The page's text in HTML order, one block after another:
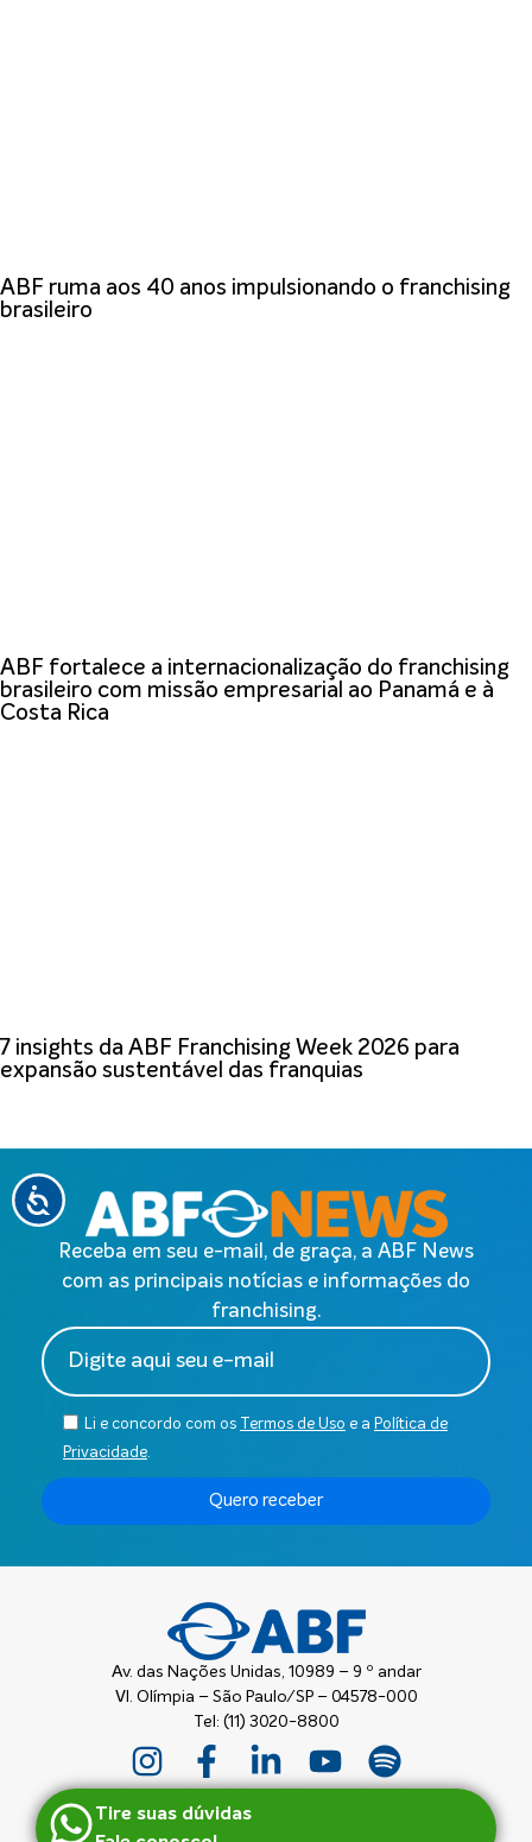
ABF ruma aos 40 anos impulsionando o franchising
brasileiro
ABF fortalece a internacionalização do franchising
brasileiro com missão empresarial ao Panamá e à
Costa Rica
7 insights da ABF Franchising Week 2026 para
expansão sustentável das franquias
Receba em seu e-mail, de graça, a ABF News
com as principais notícias e informações do
franchising.
Li e concordo com os Termos de Uso e a Política de
Privacidade.
Quero receber
Av. das Nações Unidas, 10989 – 9 º andar
Vl. Olímpia – São Paulo/SP – 04578-000
Tel: (11) 3020-8800
Tire suas dúvidas